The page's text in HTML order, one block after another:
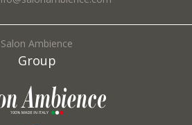
Salon Ambience
Group